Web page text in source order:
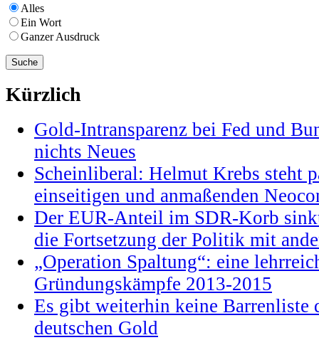
Alles
Ein Wort
Ganzer Ausdruck
Kürzlich
Gold-Intransparenz bei Fed und
nichts Neues
Scheinliberal: Helmut Krebs steht
einseitigen und anmaßenden
Der EUR-Anteil im SDR-Korb
die Fortsetzung der Politik mit
„Operation Spaltung“: eine
Gründungskämpfe 2013-2015
Es gibt weiterhin keine Barrenliste
deutschen Gold